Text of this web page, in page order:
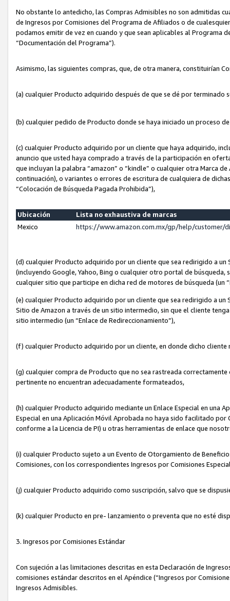
No obstante lo antedicho, las Compras Admisibles no son admitidas
de Ingresos por Comisiones del Programa de Afiliados o de
podamos emitir de vez en cuando y que sean aplicables al Programa
“Documentación del Programa”).
Asimismo, las siguientes compras, que, de otra manera, constituirían
(a) cualquier Producto adquirido después de que se dé por terminado
(b) cualquier pedido de Producto donde se haya iniciado un proceso
(c) cualquier Producto adquirido por un cliente que haya adquirido,
anuncio que usted haya comprado a través de la participación en
que incluyan la palabra “amazon” o “kindle” o cualquier otra Marca
continuación), o variantes o errores de escritura de cualquiera de
“Colocación de Búsqueda Pagada Prohibida”),
Ubicación
Lista no exhaustiva de marcas
Mexico
https://www.amazon.com.mx/gp/help/customer/
(d) cualquier Producto adquirido por un cliente que sea redirigido a
(incluyendo Google, Yahoo, Bing o cualquier otro portal de
cualquier sitio que participe en dicha red de motores de búsqueda (un
(e) cualquier Producto adquirido por un cliente que sea redirigido a un
Sitio de Amazon a través de un sitio intermedio, sin que el cliente
sitio intermedio (un “Enlace de Redireccionamiento”),
(f) cualquier Producto adquirido por un cliente, en donde dicho
(g) cualquier compra de Producto que no sea rastreada
pertinente no encuentran adecuadamente formateados,
(h) cualquier Producto adquirido mediante un Enlace Especial en una
Especial en una Aplicación Móvil Aprobada no haya sido facilitado
conforme a la Licencia de PI) u otras herramientas de enlace que
(i) cualquier Producto sujeto a un Evento de Otorgamiento de
Comisiones, con los correspondientes Ingresos por Comisiones
(j) cualquier Producto adquirido como suscripción, salvo que se
(k) cualquier Producto en pre- lanzamiento o preventa que no esté
3. Ingresos por Comisiones Estándar
Con sujeción a las limitaciones descritas en esta Declaración de
comisiones estándar descritos en el Apéndice (“Ingresos por
Ingresos Admisibles.